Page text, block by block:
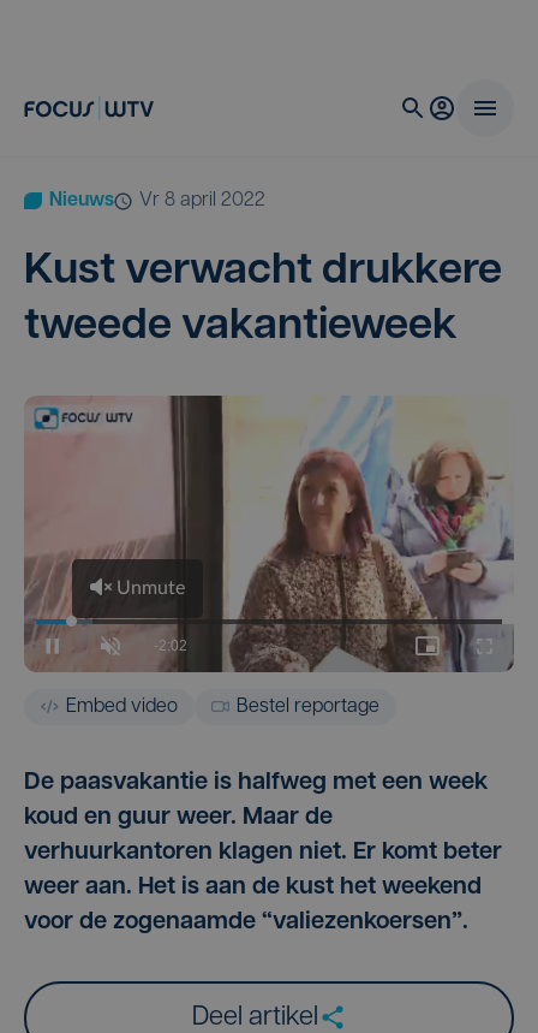
Nieuws vr 8 april 2022
Kust ver­wacht druk­ke­re
twee­de vakantieweek
Embed video Bestel reportage
De paasvakantie is halfweg met een week
koud en guur weer. Maar de
verhuurkantoren klagen niet. Er komt beter
weer aan. Het is aan de kust het weekend
voor de zogenaamde “valiezenkoersen”.
Deel artikel